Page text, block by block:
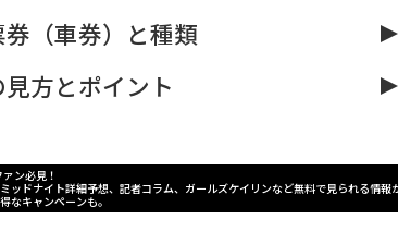
（車券）と種類
方とポイント
ン必見！
ッドナイト詳細予想、記者コラム、ガールズケイリンなど無料で見られる情報
なキャンペーンも。